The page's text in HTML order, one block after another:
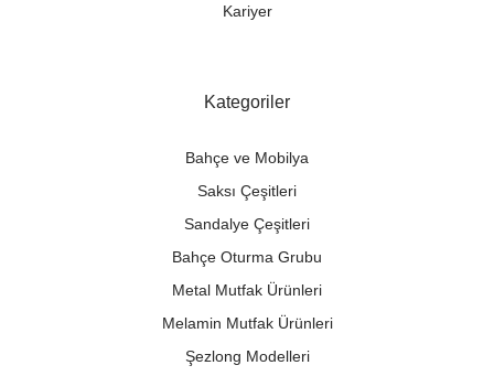
Kariyer
Kategoriler
Bahçe ve Mobilya
Saksı Çeşitleri
Sandalye Çeşitleri
Bahçe Oturma Grubu
Metal Mutfak Ürünleri
Melamin Mutfak Ürünleri
Şezlong Modelleri